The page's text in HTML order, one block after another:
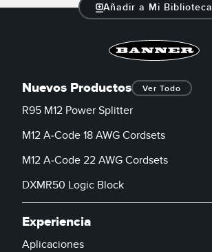
Añadir a Mi Biblioteca
Nuevos Productos Ver Todo
R95 M12 Power Splitter
M12 A-Code 18 AWG Cordsets
M12 A-Code 22 AWG Cordsets
DXMR50 Logic Block
Experiencia
Aplicaciones